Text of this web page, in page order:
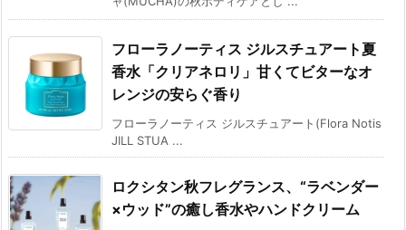
フローラノーティス ジルスチュアート夏
香水「クリアネロリ」甘くてビターなオ
レンジの安らぐ香り
フローラノーティス ジルスチュアート(Flora Notis
JILL STUA ...
ロクシタン秋フレグランス、“ラベンダー
×ウッド”の癒し香水やハンドクリーム